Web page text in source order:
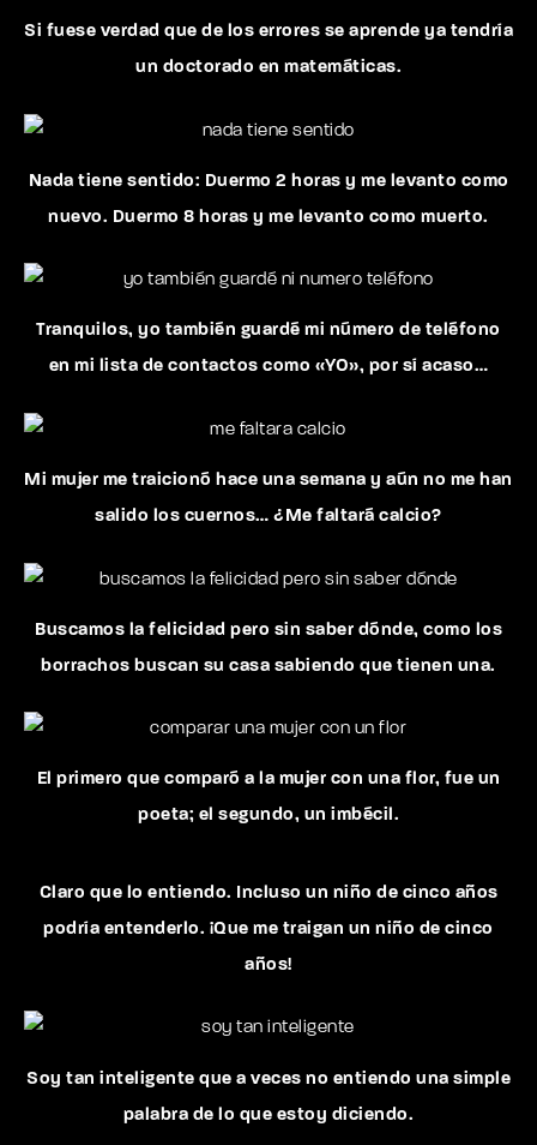
Si fuese verdad que de los errores se aprende ya tendría
un doctorado en matemáticas.
Nada tiene sentido: Duermo 2 horas y me levanto como
nuevo. Duermo 8 horas y me levanto como muerto.
Tranquilos, yo también guardé mi número de teléfono
en mi lista de contactos como «YO», por sí acaso…
Mi mujer me traicionó hace una semana y aún no me han
salido los cuernos… ¿Me faltará calcio?
Buscamos la felicidad pero sin saber dónde, como los
borrachos buscan su casa sabiendo que tienen una.
El primero que comparó a la mujer con una flor, fue un
poeta; el segundo, un imbécil.
Claro que lo entiendo. Incluso un niño de cinco años
podría entenderlo. ¡Que me traigan un niño de cinco
años!
Soy tan inteligente que a veces no entiendo una simple
palabra de lo que estoy diciendo.